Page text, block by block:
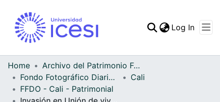
Statistics
Log In
Home
Archivo del Patrimonio Fotográfico y Fílmico del Valle del Cauca
Fondo Fotográfico Diario Occidente
Cali
FFDO - Cali - Patrimonial